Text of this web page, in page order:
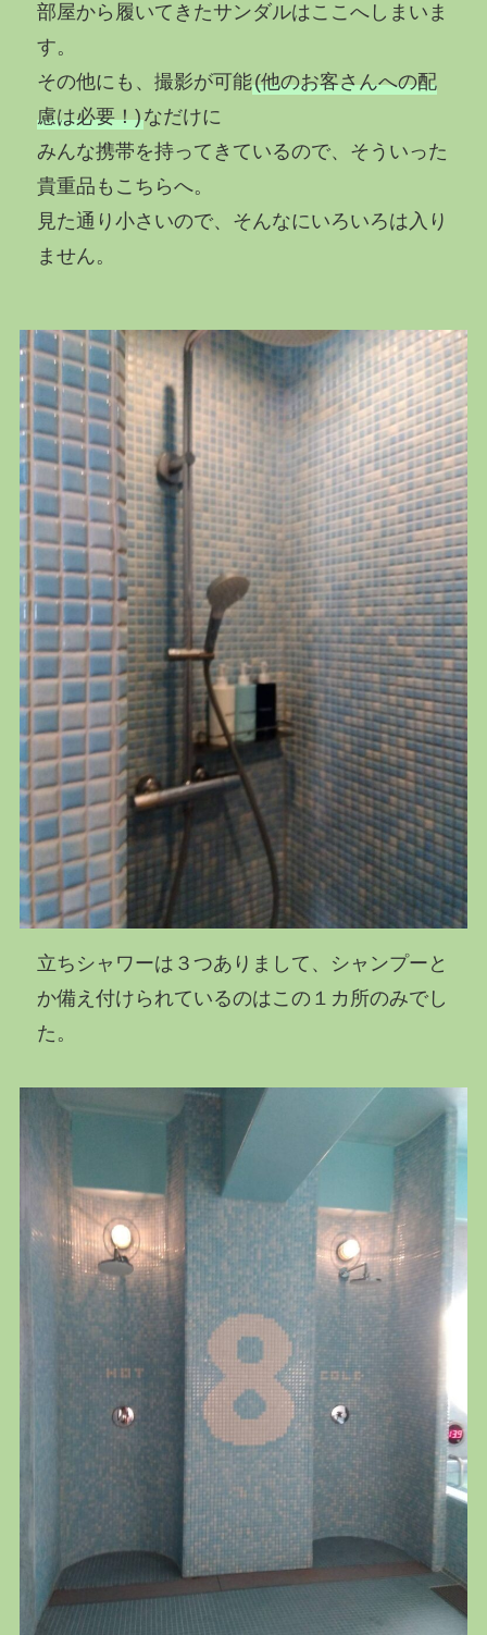
部屋から履いてきたサンダルはここへしまいま
す。
その他にも、撮影が可能(他のお客さんへの配
慮は必要！)なだけに
みんな携帯を持ってきているので、そういった
貴重品もこちらへ。
見た通り小さいので、そんなにいろいろは入り
ません。
立ちシャワーは３つありまして、シャンプーと
か備え付けられているのはこの１カ所のみでし
た。